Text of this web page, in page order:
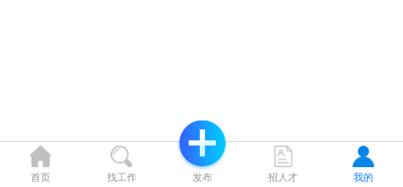
首页 找工作 发布 招人才 我的